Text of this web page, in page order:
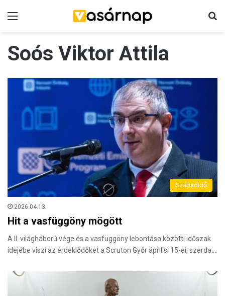
Soós Viktor Attila
Szabadidő
2026.04.13.
Hit a vasfüggöny mögött
A II. világháború vége és a vasfüggöny lebontása közötti időszak
idejébe viszi az érdeklődőket a Scruton Győr áprilisi 15-ei, szerda…